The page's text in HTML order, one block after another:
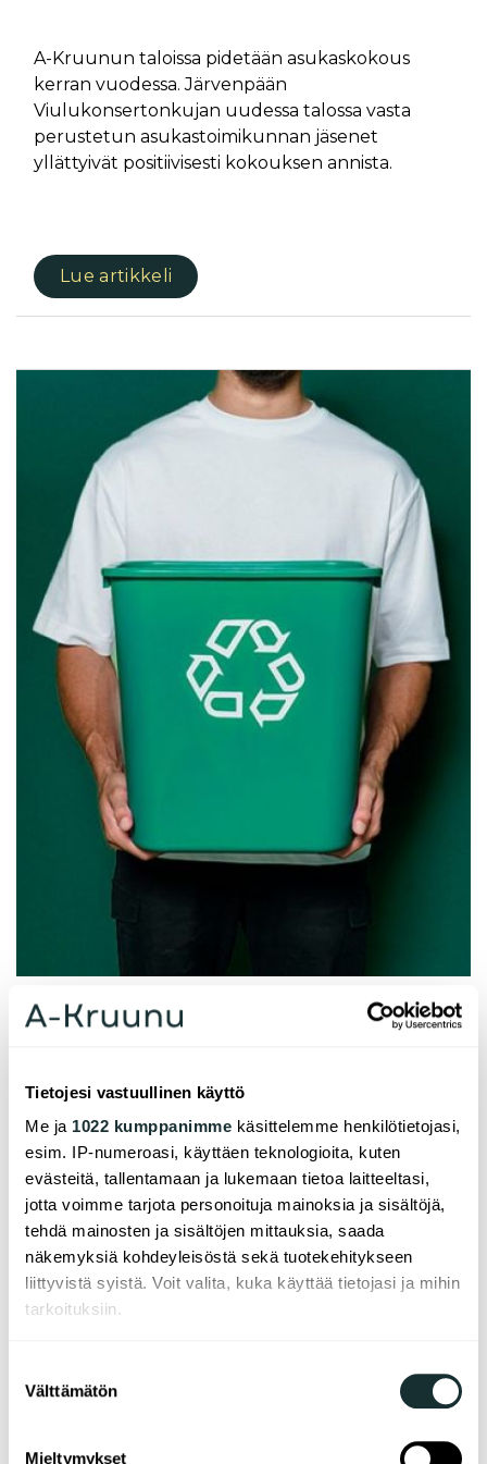
Tietojesi vastuullinen käyttö
Me ja 1022 kumppanimme käsittelemme henkilötietojasi,
esim. IP-numeroasi, käyttäen teknologioita, kuten
evästeitä, tallentamaan ja lukemaan tietoa laitteeltasi,
jotta voimme tarjota personoituja mainoksia ja sisältöjä,
tehdä mainosten ja sisältöjen mittauksia, saada
näkemyksiä kohdeyleisöstä sekä tuotekehitykseen
liittyvistä syistä. Voit valita, kuka käyttää tietojasi ja mihin
tarkoituksiin.
Kerätä tietoja maantieteellisestä sijainnistasi,
valinta
Välttämätön
Mieltymykset
A-Kruunun taloissa pidetään asukaskokous
kerran vuodessa. Järvenpään
Viulukonsertonkujan uudessa talossa vasta
perustetun asukastoimikunnan jäsenet
yllättyivät positiivisesti kokouksen annista.
Lue artikkeli
05.02.2026
Metropolian Ammattikorkeakoulun energia- ja
ympäristötekniikan tutkintolinjalle toteutettu
opinnäytetyö selvitti keinoja vähentää
sekajätteen määrää A-Kruunun kiinteistöissä.
Kyselytutkimus osoitti, että tiedon jakaminen on
tärkeää lajitteluinnon kasvattamiseksi.
Opinnäytetyön myötä yhtiölle laadittiin myös